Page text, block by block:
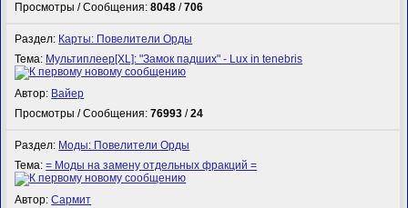
Просмотры / Сообщения:8048 /706
Раздел: Карты: Повелители Орды
Тема: Мультиплеер[XL]: "Замок падших" - Lux in tenebris
Автор: Вайер
Просмотры / Сообщения:76993 /24
Раздел: Моды: Повелители Орды
Тема:= Моды на замену отдельных фракций =
Автор:Сармит